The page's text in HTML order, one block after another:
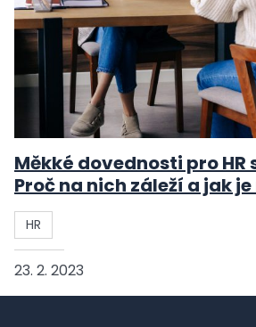
Měkké dovednosti pro
Proč na nich záleží a jak
HR
23. 2. 2023